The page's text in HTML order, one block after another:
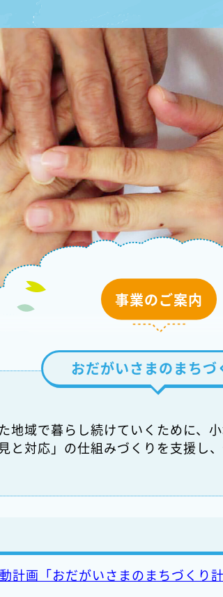
事業のご案内
おだがいさまのまちづ
地域で暮らし続けていくために、
と対応」の仕組みづくりを支援し
計画「おだがいさまのまちづくり計